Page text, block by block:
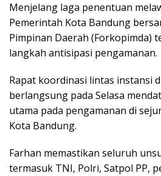
Menjelang laga penentuan
Pemerintah Kota Bandung
Pimpinan Daerah (Forkopimda)
langkah antisipasi pengamanan.
Rapat koordinasi lintas instansi
berlangsung pada Selasa
utama pada pengamanan di
Kota Bandung.
Farhan memastikan seluruh
termasuk TNI, Polri, Satpol PP,